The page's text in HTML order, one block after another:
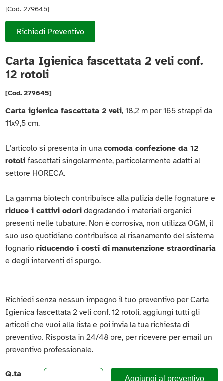
[Cod. 279645]
Richiedi Preventivo
Carta Igienica fascettata 2 veli conf.
12 rotoli
[Cod. 279645]
Carta igienica fascettata 2 veli, 18,2 m per 165 strappi da
11x9,5 cm.
L'articolo si presenta in unacomoda confezione da 12
rotolifascettati singolarmente, particolarmente adatti al
settore HORECA.
La gamma biotech contribuisce alla pulizia delle fognature e
riduce i cattivi odori degradando i materiali organici
presenti nelle tubature. Non è corrosiva, non utilizza OGM, il
suo uso quotidiano contribuisce al risanamento del sistema
fognarioriducendo i costi di manutenzione straordinaria
e degli interventi di spurgo.
Richiedi senza nessun impegno il tuo preventivo per Carta
Igienica fascettata 2 veli conf. 12 rotoli, aggiungi tutti gli
articoli che vuoi alla lista e poi invia la tua richiesta di
preventivo. Risposta in 24/48 ore, per ricevere per email un
preventivo professionale.
Q.ta Aggiungi al preventivo